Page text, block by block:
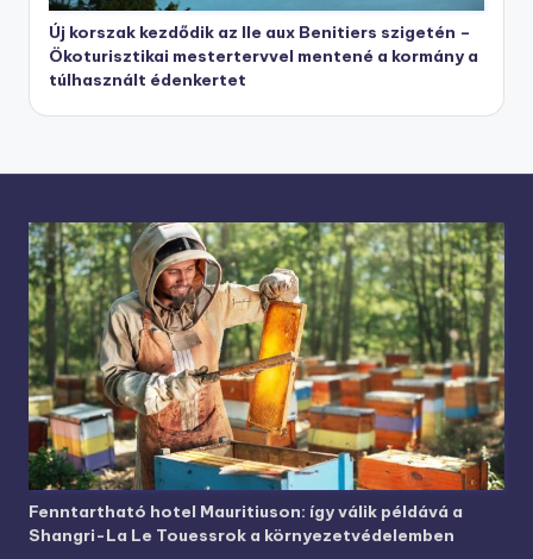
Új korszak kezdődik az Ile aux Benitiers szigetén –
Ökoturisztikai mestertervvel mentené a kormány a
túlhasznált édenkertet
Fenntartható hotel Mauritiuson: így válik példává a
Shangri-La Le Touessrok a környezetvédelemben